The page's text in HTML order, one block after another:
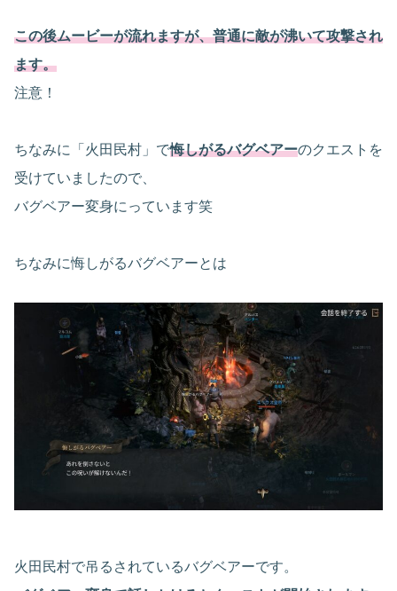
この後ムービーが流れますが、普通に敵が沸いて攻撃され
ます。
注意！
ちなみに「火田民村」で悔しがるバグベアーのクエストを
受けていましたので、
バグベアー変身にっています笑
ちなみに悔しがるバグベアーとは
火田民村で吊るされているバグベアーです。